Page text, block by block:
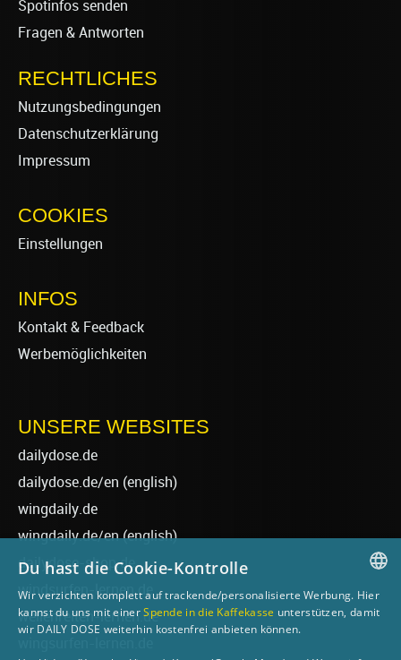
Spotinfos senden
Fragen & Antworten
RECHTLICHES
Nutzungsbedingungen
Datenschutzerklärung
Impressum
COOKIES
Einstellungen
INFOS
Kontakt & Feedback
Werbemöglichkeiten
UNSERE WEBSITES
dailydose.de
dailydose.de/en (english)
wingdaily.de
wingdaily.de/en(english)
dailydose-shop.de
windsurfen-lernen.de
wellenreiten-lernen.de
GERMAN
Du hast die Cookie-Kontrolle
Wir verzichten komplett auf trackende/personalisierte Werbung. Hier
kannst du uns mit einerSpende in die Kaffekasse unterstützen, damit
wir DAILY DOSE weiterhin kostenfrei anbieten können.